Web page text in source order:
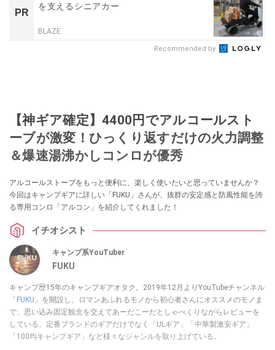
PR
を支えるシニアカー
BLAZE
Recommended by
【神ギア確定】4400円でアルコールスト
ーブが激変！ひっくり返すだけの火力調整
＆爆速湯沸かしコンロが優秀
アルコールストーブをもっと便利に、楽しく使いたいと思っていませんか？
今回はキャンプギアに詳しい「FUKU」さんが、抜群の安定感と防風性能を誇
る専用コンロ「アルコン」を紹介してくれました！
イチオシスト
キャンプ系YouTuber
FUKU
キャンプ歴15年のキャンプギアオタク。2019年12月よりYouTubeチャンネル
「 FUKU 」を開設し、ロマンあふれるモノから初心者さんにオススメのモノま
で、思い込み固定観念を交えてあーだこーだとしゃべくりながらレビューを
している。定番ブランドのギアだけでなく「ULギア」「中華製激安ギア」
「100均キャンプギア」など様々なジャンルを取り上げている。